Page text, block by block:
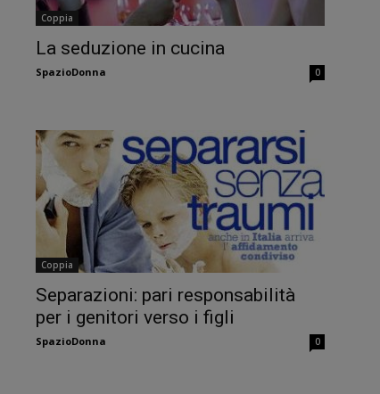
Coppia
La seduzione in cucina
SpazioDonna 0
Coppia
Separazioni: pari responsabilità
per i genitori verso i figli
SpazioDonna 0